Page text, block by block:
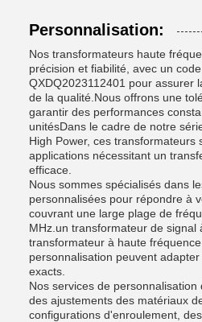
Personnalisation:
Nos transformateurs haute
précision et fiabilité, avec un
QXDQ2023112401 pour assurer
de la qualité.Nous offrons une
garantir des performances
unitésDans le cadre de notre
High Power, ces transformateurs
applications nécessitant un
efficace.
Nous sommes spécialisés dans
personnalisées pour répondre à
couvrant une large plage de
MHz.un transformateur de signal
transformateur à haute
personnalisation peuvent
exacts.
Nos services de
des ajustements des matériaux
configurations d'enroulement,